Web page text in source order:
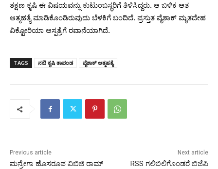
ತಕ್ಷಣ ಕೃಷಿ ಈ ವಿಷಯವನ್ನು ಕುಟುಂಬಸ್ಥರಿಗೆ ತಿಳಿಸಿದ್ದರು. ಆ ಬಳಿಕ ಆತ
ಆತ್ಮಹತ್ಯೆ ಮಾಡಿಕೊಂಡಿರುವುದು ಬೆಳಕಿಗೆ ಬಂದಿದೆ. ಪ್ರಸ್ತುತ ವೈಶಾಕ್ ಮೃತದೇಹ
ವಿಕ್ಟೋರಿಯಾ ಆಸ್ಪತ್ರೆಗೆ ರವಾನೆಯಾಗಿದೆ.
TAGS ನಟಿ ಕೃಷಿ ತಾಪಂಡ ವೈಶಾಕ್ ಆತ್ಮಹತ್ಯೆ
Previous article
ಮನ್ರೇಗಾ ಹೊಸರೂಪ ವಿಬಿಜಿ ರಾಮ್
Next article
RSS ಗಲಿಬಿಲಿಗೊಂಡರೆ ಬಿಜೆಪಿ